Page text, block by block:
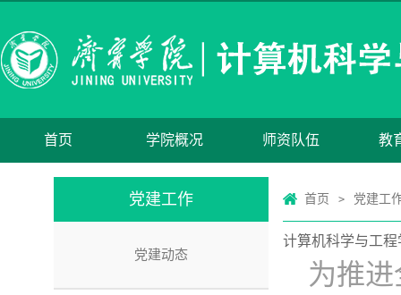
首页 学院概况 师资队伍 教
党建工作
党建动态
首页 > 党建工
计算机科学与工
为推